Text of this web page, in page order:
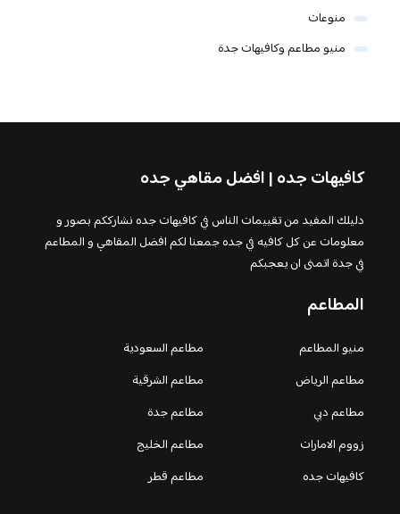
منوعات
منيو مطاعم وكافيهات جدة
كافيهات جده | افضل مقاهي جده
دليلك المفيد من تقييمات الناس في كافيهات جده نشارككم بصور و
معلومات عن كل كافيه في جده جمعنا لكم افضل المقاهي و المطاعم
في جدة اتمنى ان يعجبكم
المطاعم
منيو المطاعم
مطاعم السعودية
مطاعم الرياض
مطاعم الشرقية
مطاعم دبي
مطاعم جدة
زووم الامارات
مطاعم الخليج
كافيهات جده
مطاعم قطر